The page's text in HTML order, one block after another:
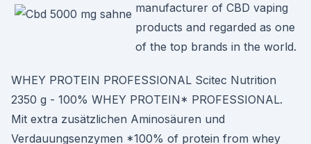
manufacturer of CBD vaping
products and regarded as one
of the top brands in the world.
WHEY PROTEIN PROFESSIONAL Scitec Nutrition
2350 g - 100% WHEY PROTEIN* PROFESSIONAL.
Mit extra zusätzlichen Aminosäuren und
Verdauungsenzymen *100% of protein from whey